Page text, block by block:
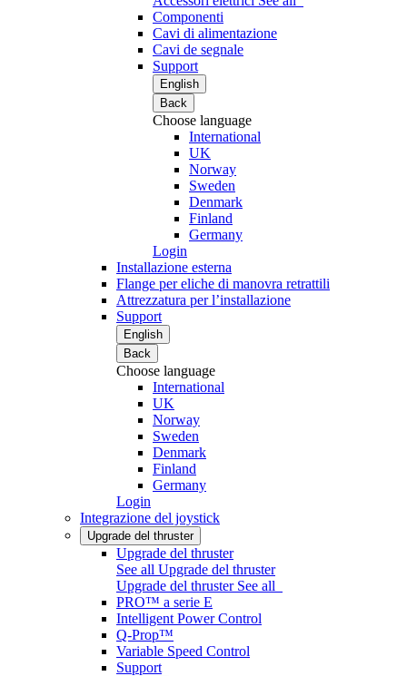
Componenti
Cavi di alimentazione
Cavi de segnale
Support
English
Back
Choose language
International
UK
Norway
Sweden
Denmark
Finland
Germany
Login
Installazione esterna
Flange per eliche di manovra retrattili
Attrezzatura per l’installazione
Support
English
Back
Choose language
International
UK
Norway
Sweden
Denmark
Finland
Germany
Login
Integrazione del joystick
Upgrade del thruster
Upgrade del thruster
See all Upgrade del thruster
Upgrade del thruster See all
PRO™ a serie E
Intelligent Power Control
Q-Prop™
Variable Speed Control
Support